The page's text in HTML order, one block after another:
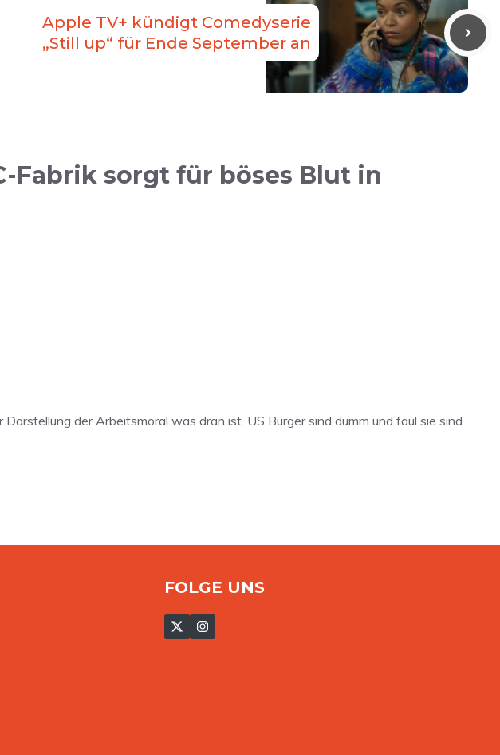
Apple TV+ kündigt Comedyserie
„Still up“ für Ende September an
Fabrik sorgt für böses Blut in
der Arbeitsmoral was dran ist. US Bürger sind dumm und faul sie sind
FOLGE UNS